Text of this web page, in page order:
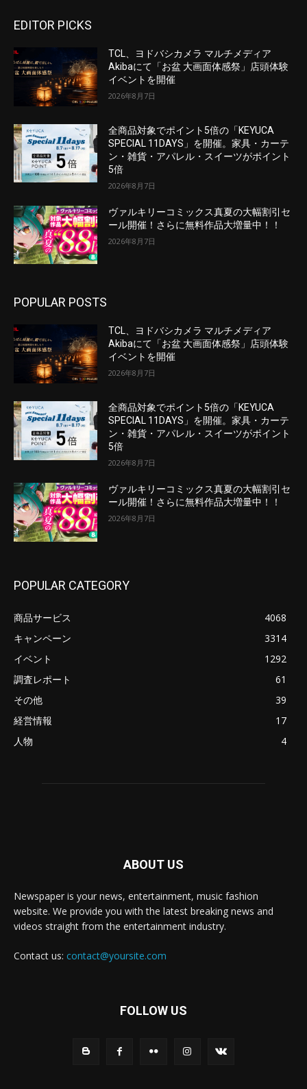
EDITOR PICKS
TCL、ヨドバシカメラ マルチメディア
Akibaにて「お盆 大画面体感祭」店頭体験
イベントを開催
2026年8月7日
全商品対象でポイント5倍の「KEYUCA
SPECIAL 11DAYS」を開催。家具・カーテ
ン・雑貨・アパレル・スイーツがポイント
5倍
2026年8月7日
ヴァルキリーコミックス真夏の大幅割引セ
ール開催！さらに無料作品大増量中！！
2026年8月7日
POPULAR POSTS
TCL、ヨドバシカメラ マルチメディア
Akibaにて「お盆 大画面体感祭」店頭体験
イベントを開催
2026年8月7日
全商品対象でポイント5倍の「KEYUCA
SPECIAL 11DAYS」を開催。家具・カーテ
ン・雑貨・アパレル・スイーツがポイント
5倍
2026年8月7日
ヴァルキリーコミックス真夏の大幅割引セ
ール開催！さらに無料作品大増量中！！
2026年8月7日
POPULAR CATEGORY
商品サービス
4068
キャンペーン
3314
イベント
1292
調査レポート
61
その他
39
経営情報
17
人物
4
ABOUT US
Newspaper is your news, entertainment, music fashion
website. We provide you with the latest breaking news and
videos straight from the entertainment industry.
Contact us: contact@yoursite.com
FOLLOW US